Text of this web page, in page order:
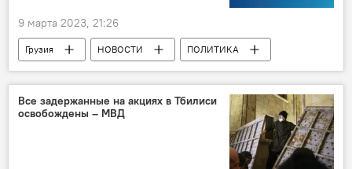
9 марта 2023, 21:26
Грузия НОВОСТИ
ПОЛИТИКА
Инфографика
Закон об "иноагентах"
Все задержанные на акциях в Тбилиси
освобождены – МВД